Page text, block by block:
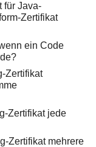
für Java-
Zertifikat
ein Code
Zertifikat
Zertifikat jede
Zertifikat mehrere